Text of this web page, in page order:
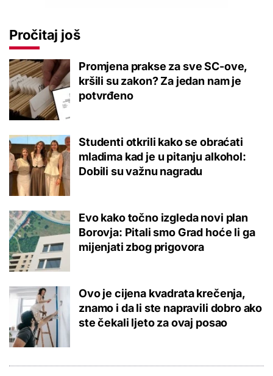
Pročitaj još
Promjena prakse za sve SC-ove,
kršili su zakon? Za jedan nam je
potvrđeno
Studenti otkrili kako se obraćati
mladima kad je u pitanju alkohol:
Dobili su važnu nagradu
Evo kako točno izgleda novi plan
Borovja: Pitali smo Grad hoće li ga
mijenjati zbog prigovora
Ovo je cijena kvadrata krečenja,
znamo i da li ste napravili dobro ako
ste čekali ljeto za ovaj posao